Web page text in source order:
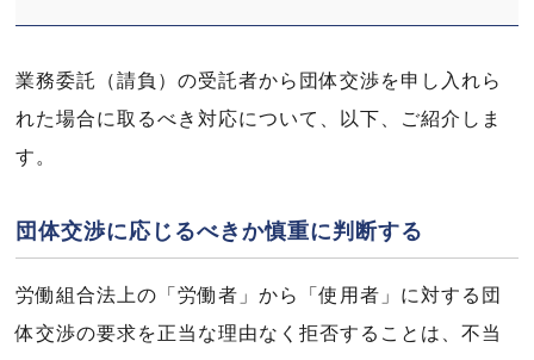
業務委託（請負）の受託者から団体交渉を申し入れら
れた場合に取るべき対応について、以下、ご紹介しま
す。
団体交渉に応じるべきか慎重に判断する
労働組合法上の「労働者」から「使用者」に対する団
体交渉の要求を正当な理由なく拒否することは、不当